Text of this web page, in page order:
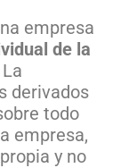
empresa
de la
derivados
todo
empresa,
y no